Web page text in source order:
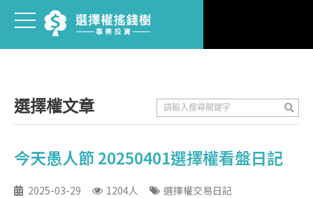
選擇權文章
今天愚人節 20250401選擇權看盤日記
2025-03-29 1204人 選擇權交易日記